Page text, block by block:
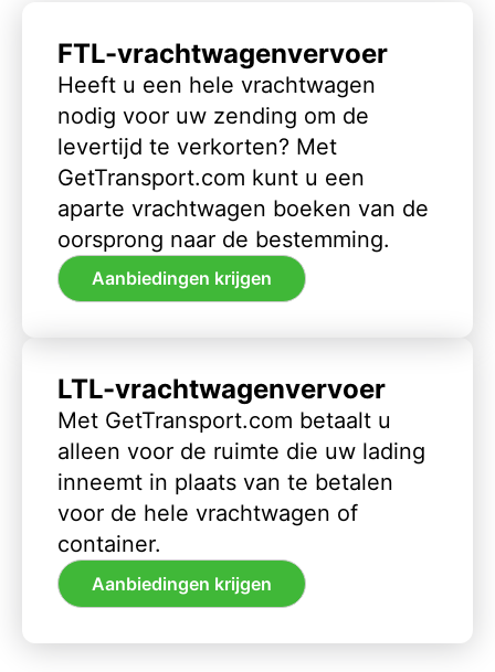
FTL-vrachtwagenvervoer
Heeft u een hele vrachtwagen
nodig voor uw zending om de
levertijd te verkorten? Met
GetTransport.com kunt u een
aparte vrachtwagen boeken van de
oorsprong naar de bestemming.
Aanbiedingen krijgen
LTL-vrachtwagenvervoer
Met GetTransport.com betaalt u
alleen voor de ruimte die uw lading
inneemt in plaats van te betalen
voor de hele vrachtwagen of
container.
Aanbiedingen krijgen